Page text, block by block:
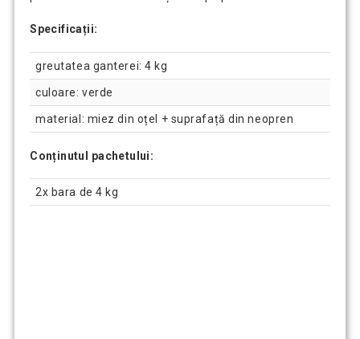
Specificații:
greutatea ganterei: 4 kg
culoare: verde
material: miez din oțel + suprafață din neopren
Conținutul pachetului:
2x bara de 4 kg